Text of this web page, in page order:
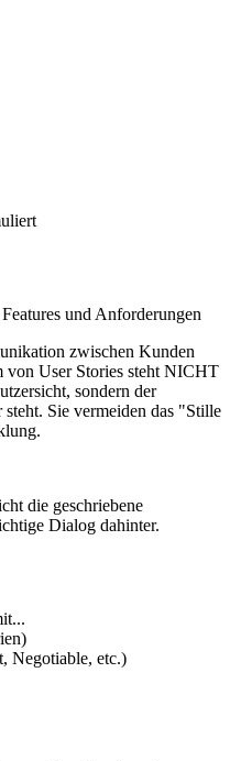
und Anforderungen
zwischen Kunden
von User Stories steht NICHT
sondern der
Sie vermeiden das "Stille
die geschriebene
Dialog dahinter.
Negotiable, etc.)